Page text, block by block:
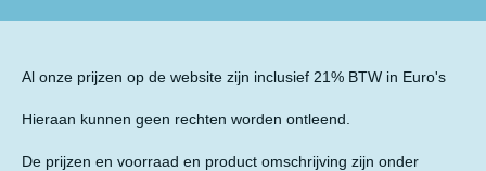
Al onze prijzen op de website zijn inclusief 21% BTW in Euro's
Hieraan kunnen geen rechten worden ontleend.
De prijzen en voorraad en product omschrijving zijn onder